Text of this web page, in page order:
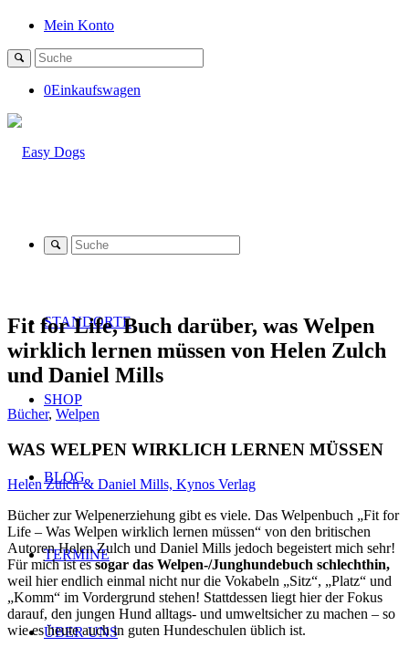
Mein Konto
0Einkaufswagen
STANDORTE
SHOP
BLOG
TERMINE
ÜBER UNS
Fit for Life, Buch darüber, was Welpen
wirklich lernen müssen von Helen Zulch
und Daniel Mills
Bücher, Welpen
WAS WELPEN WIRKLICH LERNEN MÜSSEN
Helen Zulch & Daniel Mills, Kynos Verlag
Bücher zur Welpenerziehung gibt es viele. Das Welpenbuch „Fit for
Life – Was Welpen wirklich lernen müssen“ von den britischen
Autoren Helen Zulch und Daniel Mills jedoch begeistert mich sehr!
Für mich ist essogar das Welpen-/Junghundebuch schlechthin,
weil hier endlich einmal nicht nur die Vokabeln „Sitz“, „Platz“ und
„Komm“ im Vordergrund stehen! Stattdessen liegt hier der Fokus
darauf, den jungen Hund alltags- und umweltsicher zu machen – so
wie es heute auch in guten Hundeschulen üblich ist.